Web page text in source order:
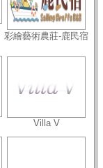
彩繪藝術農莊-鹿民宿
Villa V